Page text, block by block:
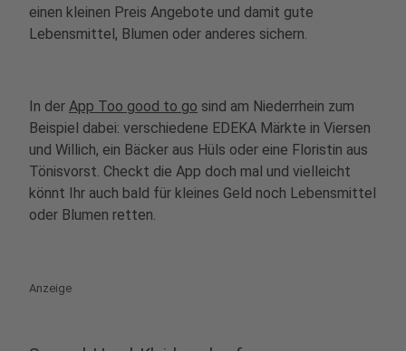
einen kleinen Preis Angebote und damit gute
Lebensmittel, Blumen oder anderes sichern.
In der App Too good to go sind am Niederrhein zum
Beispiel dabei: verschiedene EDEKA Märkte in Viersen
und Willich, ein Bäcker aus Hüls oder eine Floristin aus
Tönisvorst. Checkt die App doch mal und vielleicht
könnt Ihr auch bald für kleines Geld noch Lebensmittel
oder Blumen retten.
Anzeige